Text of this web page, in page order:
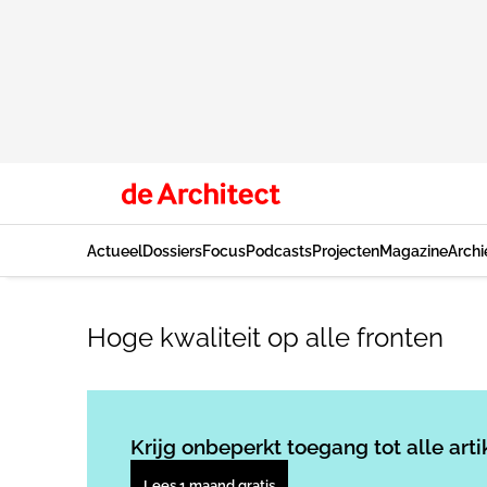
ActueelDossiersFocusPodcastsProjectenMagazine
Hoge kwaliteit op alle fronten
Krijg onbeperkt toegang tot alle